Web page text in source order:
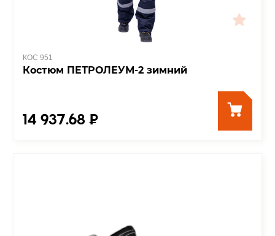
КОС 951
Костюм ПЕТРОЛЕУМ-2 зимний
14 937.68 ₽